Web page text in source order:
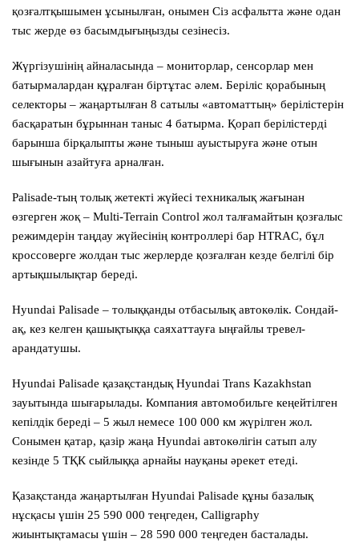
қозғалтқышымен ұсынылған, онымен Сіз асфальтта және одан
тыс жерде өз басымдығыңызды сезінесіз.
Жүргізушінің айналасында – мониторлар, сенсорлар мен
батырмалардан құралған біртұтас әлем. Беріліс қорабының
селекторы – жаңартылған 8 сатылы «автоматтың» берілістерін
басқаратын бұрыннан таныс 4 батырма. Қорап берілістерді
барынша бірқалыпты және тыныш ауыстыруға және отын
шығынын азайтуға арналған.
Palisade-тың толық жетекті жүйесі техникалық жағынан
өзгерген жоқ – Multi-Terrain Control жол талғамайтын қозғалыс
режимдерін таңдау жүйесінің контроллері бар HTRAC, бұл
кроссоверге жолдан тыс жерлерде қозғалған кезде белгілі бір
артықшылықтар береді.
Hyundai Palisade – толыққанды отбасылық автокөлік. Сондай-
ақ, кез келген қашықтыққа саяхаттауға ыңғайлы тревел-
арандатушы.
Hyundai Palisade қазақстандық Hyundai Trans Kazakhstan
зауытында шығарылады. Компания автомобильге кеңейтілген
кепілдік береді – 5 жыл немесе 100 000 км жүрілген жол.
Сонымен қатар, қазір жаңа Hyundai автокөлігін сатып алу
кезінде 5 ТҚК сыйлыққа арнайы науқаны әрекет етеді.
Қазақстанда жаңартылған Hyundai Palisade құны базалық
нұсқасы үшін 25 590 000 теңгеден, Calligraphy
жиынтықтамасы үшін – 28 590 000 теңгеден басталады.